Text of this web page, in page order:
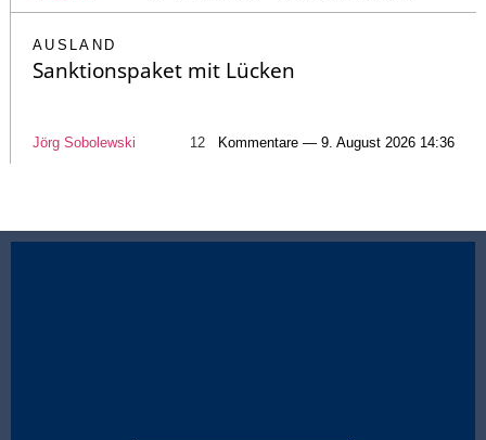
AUSLAND
Sanktionspaket mit Lücken
Jörg Sobolewski 12 Kommentare — 9. August 2026 14:36